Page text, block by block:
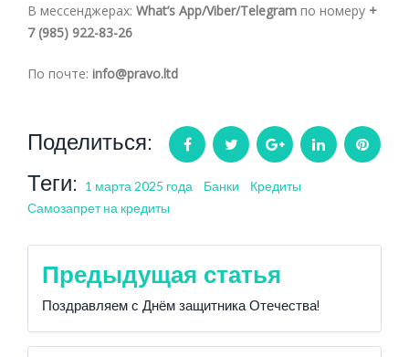
В мессенджерах: What’s App/Viber/Telegram по номеру +
7 (985) 922-83-26
По почте: info@pravo.ltd
Поделиться: Facebook Twitter Google+ LinkedIn
Теги: 1 марта 2025 года Банки
Кредиты
Самозапрет на кредиты
Навигация
по
записям
Предыдущая статья
Поздравляем с Днём защитника Отечества!